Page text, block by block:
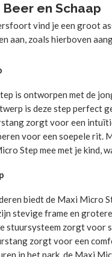
en Schaap
vind je een groot
aan, zoals hierboven
is ontworpen met de
is deze step perfect
zorgt voor een
voor een soepele rit.
Step mee met je kind,
biedt de Maxi Micro
stevige frame en
stuursysteem zorgt voor
zorgt voor een
in het park, de Maxi